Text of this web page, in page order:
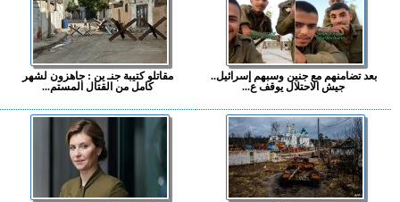
بعد تضامنهم مع جنين وسبهم إسرائيل..
جيش الاحتلال يوقف ع...
مقاتلو كتيبة جنـ ين : جاهزون لشهر
كامل من القتال المستم...